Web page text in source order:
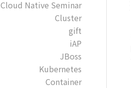
Cloud Native Seminar
Cluster
gift
iAP
JBoss
Kubernetes
Container